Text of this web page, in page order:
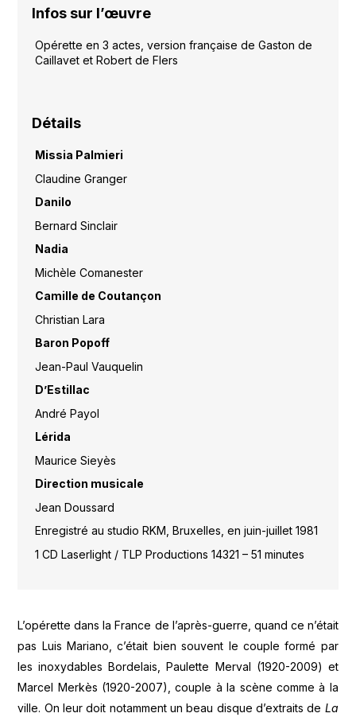
Infos sur l’œuvre
Opérette en 3 actes, version française de Gaston de
Caillavet et Robert de Flers
Détails
Missia Palmieri
Claudine Granger
Danilo
Bernard Sinclair
Nadia
Michèle Comanester
Camille de Coutançon
Christian Lara
Baron Popoff
Jean-Paul Vauquelin
D’Estillac
André Payol
Lérida
Maurice Sieyès
Direction musicale
Jean Doussard
Enregistré au studio RKM, Bruxelles, en juin-juillet 1981
1 CD Laserlight / TLP Productions 14321 – 51 minutes
L’opérette dans la France de l’après-guerre, quand ce n’était
pas Luis Mariano, c’était bien souvent le couple formé par
les inoxydables Bordelais, Paulette Merval (1920-2009) et
Marcel Merkès (1920-2007), couple à la scène comme à la
ville. On leur doit notamment un beau disque d’extraits de La